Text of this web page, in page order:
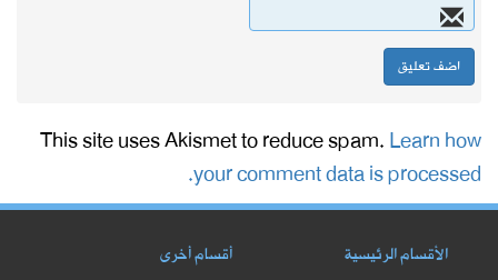
This site uses Akismet to reduce spam.Learn how
your comment data is processed.
الأقسام الرئيسية أقسام أخرى